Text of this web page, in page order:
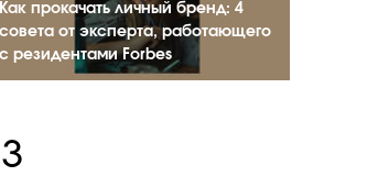
Как прокачать личный бренд: 4
совета от эксперта, работающего
с резидентами Forbes